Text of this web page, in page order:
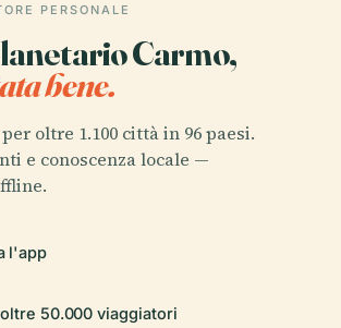
PERSONALE
Carmo,
bene.
oltre 1.100 città in 96 paesi.
e conoscenza locale —
l'app
50.000 viaggiatori